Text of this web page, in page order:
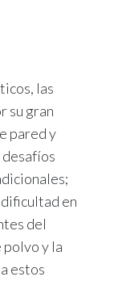
(US)las
su gran
pared y
en
del
polvo y la
estos